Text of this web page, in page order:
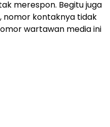
merespon. Begitu juga
nomor kontaknya tidak
wartawan media ini